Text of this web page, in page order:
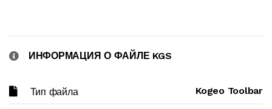
ИНФОРМАЦИЯ О ФАЙЛЕ KGS
Тип файла Kogeo Toolbar